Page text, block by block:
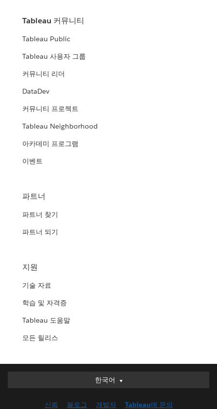
Tableau 커뮤니티
Tableau Public
Tableau 사용자 그룹
커뮤니티 리더
DataDev
커뮤니티 프로젝트
Tableau Neighborhood
아카데미 프로그램
이벤트
파트너
파트너 찾기
파트너 되기
지원
기술 자료
학습 및 자격증
Tableau 도움말
모든 릴리스
한국어
한국어
English (UK)
신뢰 블로그 개발자 Tableau에 문의